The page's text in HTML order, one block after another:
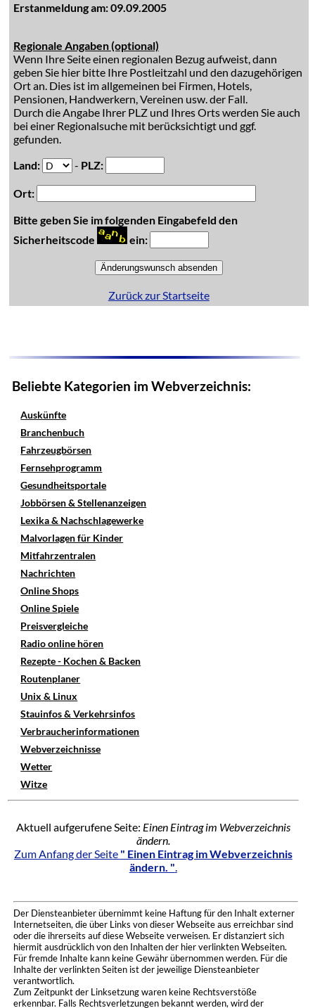
Erstanmeldung am: 09.09.2005
Regionale Angaben (optional)
Wenn Ihre Seite einen regionalen Bezug aufweist, dann
geben Sie hier bitte Ihre Postleitzahl und den dazugehörigen
Ort an. Dies ist im allgemeinen bei Firmen, Hotels,
Pensionen, Handwerkern, Vereinen usw. der Fall.
Durch die Angabe Ihrer PLZ und Ihres Orts werden Sie auch
bei einer Regionalsuche mit berücksichtigt und ggf.
gefunden.
Land:
- PLZ:
Ort:
Bitte geben Sie im folgenden Eingabefeld den
Sicherheitscode
ein:
Zurück zur Startseite
Beliebte Kategorien im Webverzeichnis:
Auskünfte
Branchenbuch
Fahrzeugbörsen
Fernsehprogramm
Gesundheitsportale
Jobbörsen & Stellenanzeigen
Lexika & Nachschlagewerke
Malvorlagen für Kinder
Mitfahrzentralen
Nachrichten
Online Shops
Online Spiele
Preisvergleiche
Radio online hören
Rezepte - Kochen & Backen
Routenplaner
Unix & Linux
Stauinfos & Verkehrsinfos
Verbraucherinformationen
Webverzeichnisse
Wetter
Witze
Aktuell aufgerufene Seite: Einen Eintrag im Webverzeichnis
ändern.
Zum Anfang der Seite " Einen Eintrag im Webverzeichnis
ändern. ".
Der Diensteanbieter übernimmt keine Haftung für den Inhalt externer
Internetseiten, die über Links von dieser Webseite aus erreichbar sind
oder die ihrerseits auf diese Webseite verweisen. Er distanziert sich
hiermit ausdrücklich von den Inhalten der hier verlinkten Webseiten.
Für fremde Inhalte kann keine Gewähr übernommen werden. Für die
Inhalte der verlinkten Seiten ist der jeweilige Diensteanbieter
verantwortlich.
Zum Zeitpunkt der Linksetzung waren keine Rechtsverstöße
erkennbar. Falls Rechtsverletzungen bekannt werden, wird der